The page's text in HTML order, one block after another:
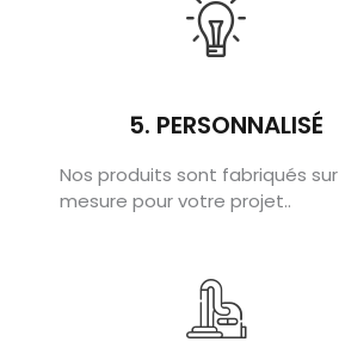
5. PERSONNALISÉ
Nos produits sont fabriqués sur
mesure pour votre projet..